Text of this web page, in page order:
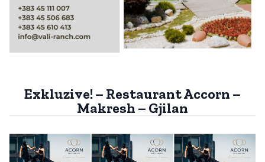
Exkluzive! – Restaurant Accorn –
Makresh – Gjilan